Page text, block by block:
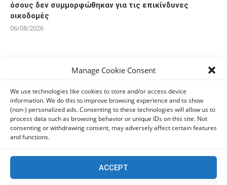
Manage Cookie Consent
We use technologies like cookies to store and/or access device
information. We do this to improve browsing experience and to show
(non-) personalized ads. Consenting to these technologies will allow us to
process data such as browsing behavior or unique IDs on this site. Not
consenting or withdrawing consent, may adversely affect certain features
and functions.
ACCEPT
όσους δεν συμμορφώθηκαν για τις επικίνδυνες
οικοδομές
06/08/2026